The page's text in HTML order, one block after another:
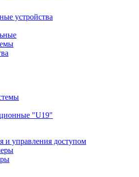
устройства
"U19"
и управления доступом